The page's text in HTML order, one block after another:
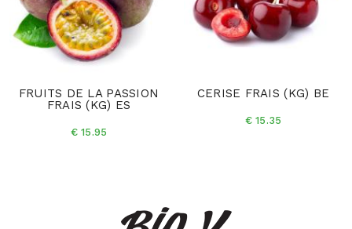
FRUITS DE LA PASSION
FRAIS (KG) ES
€ 15.95
CERISE FRAIS (KG) BE
€ 15.35